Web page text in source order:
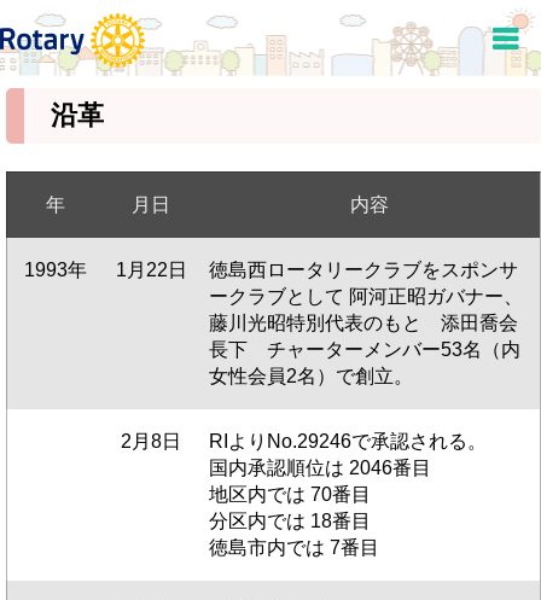
沿革
年 月日 内容
1993年 1月22日
徳島西ロータリークラブをスポンサ
ークラブとして 阿河正昭ガバナー、
藤川光昭特別代表のもと 添田喬会
長下 チャーターメンバー53名（内
女性会員2名）で創立。
2月8日
RIよりNo.29246で承認される。
国内承認順位は 2046番目
地区内では 70番目
分区内では 18番目
徳島市内では 7番目